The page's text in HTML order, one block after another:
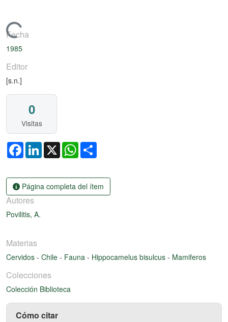
Cargando...
Fecha
1985
Editor
[s.n.]
0
Visitas
FacebookLinkedIn
X WhatsApp
Página completa del ítem
Autores
Povilitis, A.
Materias
Cervidos - Chile - Fauna - Hippocamelus bisulcus - Mamiferos
Colecciones
Colección Biblioteca
Cómo citar